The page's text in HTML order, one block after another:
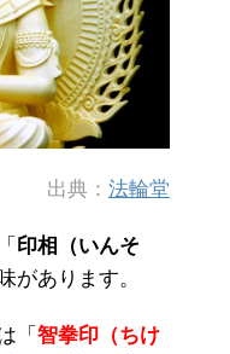
出典： 法輪堂
印相（いんそ
があります。
「 智拳印（ちけ